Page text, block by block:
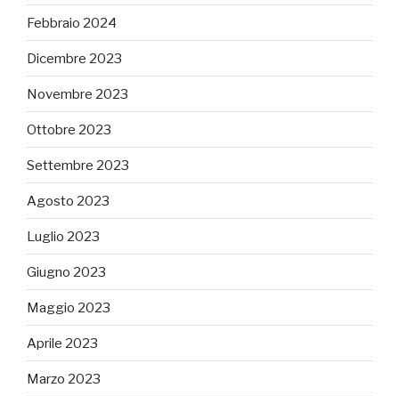
Febbraio 2024
Dicembre 2023
Novembre 2023
Ottobre 2023
Settembre 2023
Agosto 2023
Luglio 2023
Giugno 2023
Maggio 2023
Aprile 2023
Marzo 2023